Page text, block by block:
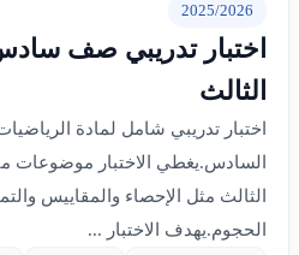
2025/2026
اختبار تدريبي صف
الثالث
اختبار تدريبي شامل لمادة
السادس.يغطي الاختبار موضوعات
الثالث مثل الإحصاء والمقاييس
الحجوم.يهدف الاختبار ...